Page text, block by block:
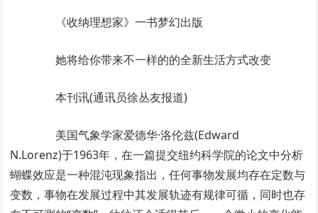
《收纳理想家》一书梦幻出版
她将给你带来不一样的的全新生活方式改变
本刊讯(通讯员徐丛友报道)
美国气象学家爱德华·洛伦兹(Edward
N.Lorenz)于1963年，在一篇提交纽约科学院的论文中分析
蝴蝶效应是一种混沌现象指出，任何事物发展均存在定数与
变数，事物在发展过程中其发展轨迹有规律可循，同时也存